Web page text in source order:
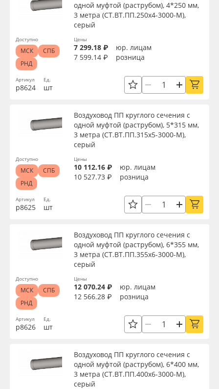
Артикул
р8624
одной муфтой (раструбом), 4*250 мм,
3 метра (СТ.ВТ.ПП.250х4-3000-М),
серый
Ед.
шт
Цены
7 299.18 ₽
юр. лицам
7 599.14 ₽
розница
Доступно
МСК
СПБ
РНД
Артикул
р8625
Воздуховод ПП круглого сечения с
одной муфтой (раструбом), 5*315 мм,
3 метра (СТ.ВТ.ПП.315х5-3000-М),
серый
Ед.
шт
Цены
10 112.16 ₽
юр. лицам
10 527.73 ₽
розница
Доступно
МСК
СПБ
РНД
Артикул
р8626
Воздуховод ПП круглого сечения с
одной муфтой (раструбом), 6*355 мм,
3 метра (СТ.ВТ.ПП.355х6-3000-М),
серый
Ед.
шт
Цены
12 070.24 ₽
юр. лицам
12 566.28 ₽
розница
Доступно
МСК
СПБ
РНД
Воздуховод ПП круглого сечения с
одной муфтой (раструбом), 6*400 мм,
3 метра (СТ.ВТ.ПП.400х6-3000-М),
серый